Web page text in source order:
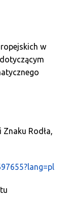
w
Znaku Rodła,